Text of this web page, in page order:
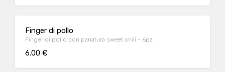
Finger di pollo
Finger di pollo con panatura sweet chili - 6pz
6.00 €